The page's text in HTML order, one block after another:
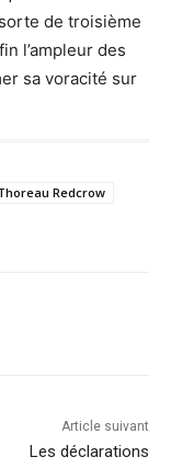
de troisième
l’ampleur des
sa voracité sur
Redcrow
Article suivant
Les déclarations